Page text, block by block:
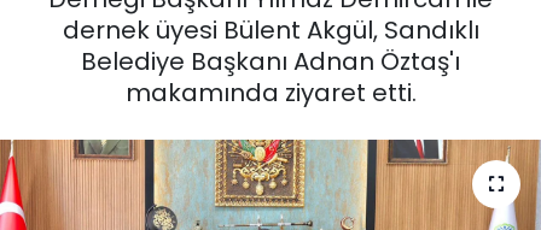
dernek üyesi Bülent Akgül, Sandıklı
Belediye Başkanı Adnan Öztaş'ı
makamında ziyaret etti.
EĞİTİM
MAGAZİN
SAĞLIK
SPOR
Son Dakika Haberleri
Haber Arşivi